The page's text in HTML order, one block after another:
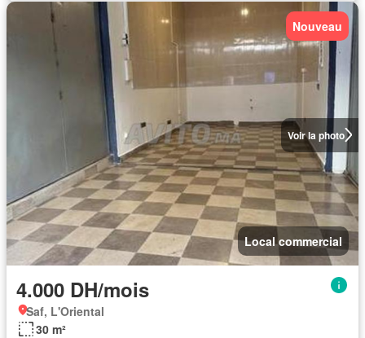
Voir la photo
Nouveau
Local commercial
4.000 DH/mois
Saf, L'Oriental
30 m²